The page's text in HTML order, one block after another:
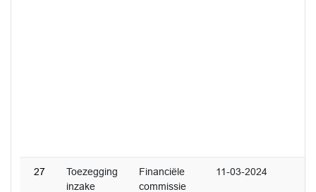
27
Toezegging
inzake
Financiële
commissie
11-03-2024